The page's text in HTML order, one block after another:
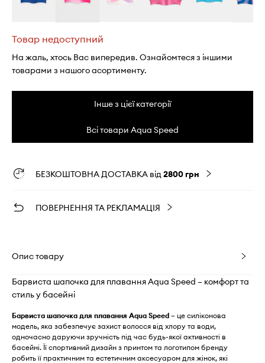
Товар недоступний
На жаль, хтось Вас випередив. Ознайомтеся з іншими
товарами з нашого асортименту.
Інше з цієї категорії
Всі товари Aqua Speed
БЕЗКОШТОВНА ДОСТАВКА від 2800 грн
ПОВЕРНЕННЯ ТА РЕКЛАМАЦІЯ
Опис товару
Барвиста шапочка для плавання Aqua Speed – комфорт та
стиль у басейні
Барвиста шапочка для плавання Aqua Speed – це силіконова
модель, яка забезпечує захист волосся від хлору та води,
одночасно даруючи зручність під час будь-якої активності в
басейні. Її спортивний дизайн з принтом та логотипом бренду
робить її практичним та естетичним аксесуаром для жінок, які